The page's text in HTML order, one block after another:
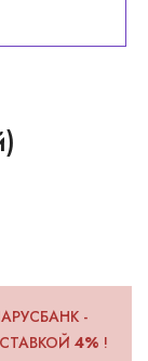
-
4% !